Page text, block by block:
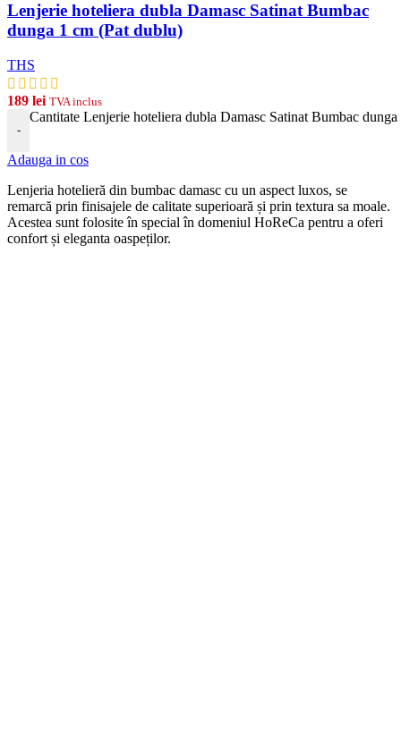
Lenjerie hoteliera dubla Damasc Satinat Bumbac
dunga 1 cm (Pat dublu)
THS
189 lei TVA inclus
-
Cantitate Lenjerie hoteliera dubla Damasc Satinat Bumbac
Adauga in cos
Lenjeria hotelieră din bumbac damasc cu un aspect luxos, se
remarcă prin finisajele de calitate superioară și prin textura sa moale.
Acestea sunt folosite în special în domeniul HoReCa pentru a oferi
confort și eleganta oaspeților.